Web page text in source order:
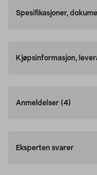
Spesifikasjoner,
Kjøpsinformasjon,
Anmeldelser (4)
Eksperten svarer